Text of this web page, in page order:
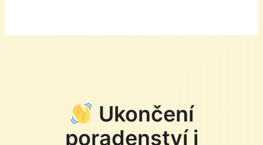
Ukončení
poradenství i